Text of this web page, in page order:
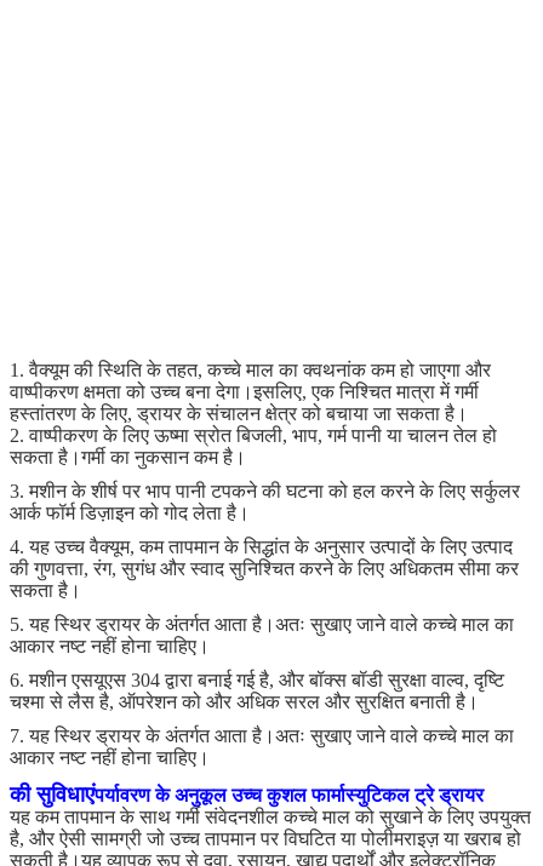
1. वैक्यूम की स्थिति के तहत, कच्चे माल का क्वथनांक कम हो जाएगा और
वाष्पीकरण क्षमता को उच्च बना देगा।इसलिए, एक निश्चित मात्रा में गर्मी
हस्तांतरण के लिए, ड्रायर के संचालन क्षेत्र को बचाया जा सकता है।
2. वाष्पीकरण के लिए ऊष्मा स्रोत बिजली, भाप, गर्म पानी या चालन तेल हो
सकता है।गर्मी का नुकसान कम है।
3. मशीन के शीर्ष पर भाप पानी टपकने की घटना को हल करने के लिए सर्कुलर
आर्क फॉर्म डिज़ाइन को गोद लेता है।
4. यह उच्च वैक्यूम, कम तापमान के सिद्धांत के अनुसार उत्पादों के लिए उत्पाद
की गुणवत्ता, रंग, सुगंध और स्वाद सुनिश्चित करने के लिए अधिकतम सीमा कर
सकता है।
5. यह स्थिर ड्रायर के अंतर्गत आता है।अतः सुखाए जाने वाले कच्चे माल का
आकार नष्ट नहीं होना चाहिए।
6. मशीन एसयूएस 304 द्वारा बनाई गई है, और बॉक्स बॉडी सुरक्षा वाल्व, दृष्टि
चश्मा से लैस है, ऑपरेशन को और अधिक सरल और सुरक्षित बनाती है।
7. यह स्थिर ड्रायर के अंतर्गत आता है।अतः सुखाए जाने वाले कच्चे माल का
आकार नष्ट नहीं होना चाहिए।
की सुविधाएंपर्यावरण के अनुकूल उच्च कुशल फार्मास्युटिकल ट्रे ड्रायर
यह कम तापमान के साथ गर्मी संवेदनशील कच्चे माल को सुखाने के लिए उपयुक्त
है, और ऐसी सामग्री जो उच्च तापमान पर विघटित या पोलीमराइज़ या खराब हो
सकती है।यह व्यापक रूप से दवा, रसायन, खाद्य पदार्थों और इलेक्ट्रॉनिक